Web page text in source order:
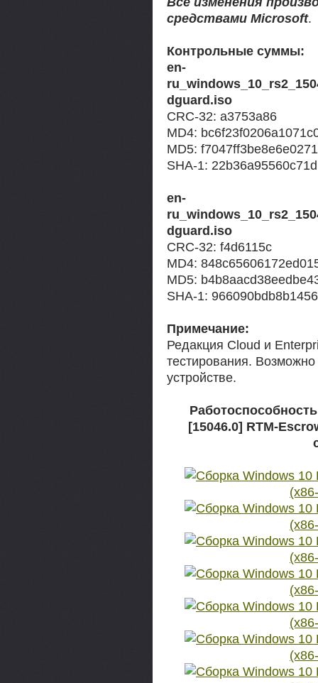
средствами Microsoft.
Контрольные суммы:
en-
dguard.iso
CRC-32: a3753a86
MD4:
MD5:
SHA-1:
en-
dguard.iso
CRC-32: f4d6115c
MD4:
MD5:
SHA-1:
Примечание:
Редакция Cloud и
тестирования.
устройстве.
[15046.0] RTM-